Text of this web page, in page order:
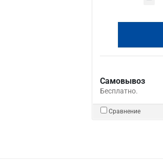
Самовывоз
Бесплатно.
Сравнение